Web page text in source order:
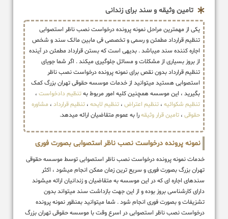
تامین وثیقه و سند برای زندانی
یکی از مهمترین مراحل نمونه پرونده درخواست نصب ناظر استصوابی
تنظیم قرارداد مطمئن و رسمی و تخصصی فی مابین مالک سند و شخص
اجاره کننده سند میباشد . بدیهی است که بستن قرارداد مطمئن در آینده
از بروز بسیاری از مشکلات و مسائل جلوگیری میکند . اگر شما جویای
تنظیم قرارداد بدون نقص برای نمونه پرونده درخواست نصب ناظر
استصوابی هستید میتوانید از خدمات موسسه حقوقی تهران بزرگ کمک
بگیرید ، این موسسه همچنین کلیه امور مربوط بهتنظیم دادخواست ،
تنظیم شکوائیه ، تنظیم اعتراض ، تنظیم لایحه ، تنظیم قرارداد ، مشاوره
حقوقی ، تامین قرار وثیقهرا به عموم متقاضیان ارائه میدهد.
نمونه پرونده درخواست نصب ناظر استصوابی بصورت فوری
خدمات نمونه پرونده درخواست نصب ناظر استصوابی توسط موسسه حقوقی
تهران بزرگ بصورت فوری و سریع ترین زمان ممکن انجام میشود ، اکثر
سندهای اجاره ای که در این موسسه به متقاضیان و زندانیان ارائه میشوند
دارای کارشناسی بروز بوده و از این جهت بازداشت سند میتواند بدون
تشزیفات و بصورت فوری انجام شود . شما میتوانید بمنظور نمونه پرونده
درخواست نصب ناظر استصوابی در اسرع وقت با موسسه حقوقی تهران بزرگ